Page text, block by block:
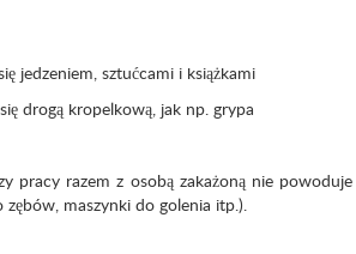
jedzeniem, sztućcami i książkami
drogą kropelkową, jak np. grypa
pracy razem z osobą zakażoną nie
maszynki do golenia itp.).